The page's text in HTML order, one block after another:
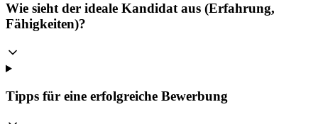
Wie sieht der ideale Kandidat aus (Erfahrung,
Fähigkeiten)?
Tipps für eine erfolgreiche Bewerbung